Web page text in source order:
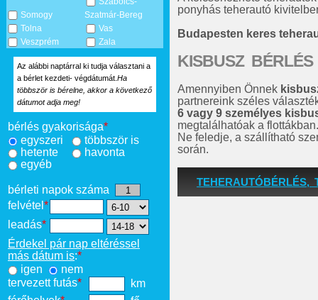
Somogy
Szatmár-Bereg
Tolna
Vas
Veszprém
Zala
Az alábbi naptárral ki tudja választani a
a bérlet kezdeti- végdátumát. Ha
többször is bérelne, akkor a következő
dátumot adja meg!
bérlés gyakorisága*
egyszeri
többször is
hetente
havonta
egyéb
bérleti napok száma
felvétel *
leadás*
Érdekel pár nap eltéréssel
más dátum is:*
igen
nem
tervezett futás*
km
ponyhás teherautó
Budapesten keres
KISBUSZ BÉRLÉS
Amennyiben Önnek
partnereink széles
6 vagy 9 személyes
megtalálhatóak a flottákban.
Ne feledje, a szállítható
során.
TEHERAUTÓBÉRLÉS,